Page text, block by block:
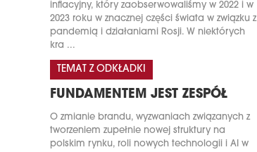
inflacyjny, który zaobserwowaliśmy w 2022 i w
2023 roku w znacznej części świata w związku z
pandemią i działaniami Rosji. W niektórych
kra ...
TEMAT Z ODKŁADKI
FUNDAMENTEM JEST ZESPÓŁ
O zmianie brandu, wyzwaniach związanych z
tworzeniem zupełnie nowej struktury na
polskim rynku, roli nowych technologii i AI w